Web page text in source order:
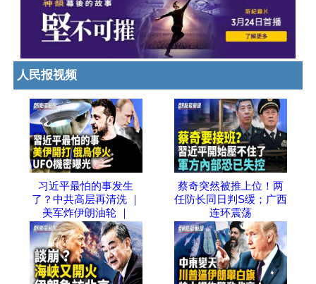
人民报视频
习近平最怕的事发生
了？中共高层再清洗 ｜
美军炸伊朗油轮 ｜
蔡奇突然被推上位！两
任防长同日判S缓；广西
连环震荡